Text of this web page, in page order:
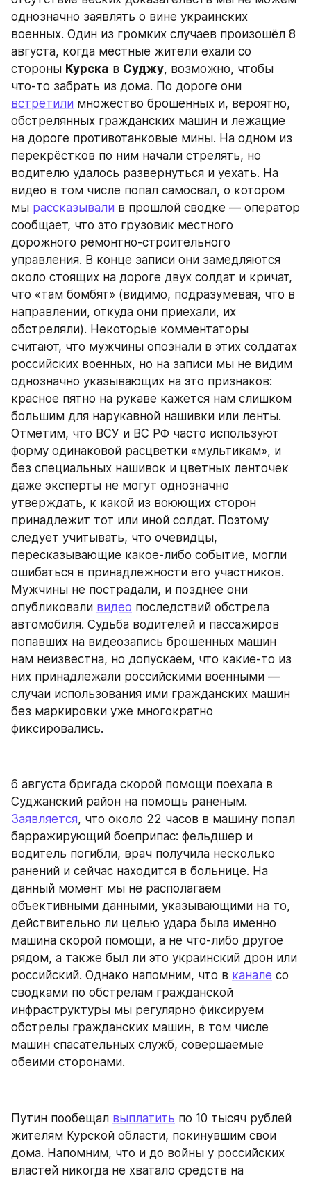
однозначно заявлять о вине украинских
военных. Один из громких случаев произошёл 8
августа, когда местные жители ехали со
стороны Курска в Суджу, возможно, чтобы
встретили множество брошенных и, вероятно,
обстрелянных гражданских машин и лежащие
на дороге противотанковые мины. На одном из
перекрёстков по ним начали стрелять, но
водителю удалось развернуться и уехать. На
видео в том числе попал самосвал, о котором
мы рассказывали в прошлой сводке — оператор
сообщает, что это грузовик местного
дорожного ремонтно-строительного
управления. В конце записи они замедляются
около стоящих на дороге двух солдат и кричат,
что «там бомбят» (видимо, подразумевая, что в
направлении, откуда они приехали, их
обстреляли). Некоторые комментаторы
считают, что мужчины опознали в этих солдатах
российских военных, но на записи мы не видим
однозначно указывающих на это признаков:
красное пятно на рукаве кажется нам слишком
большим для нарукавной нашивки или ленты.
Отметим, что ВСУ и ВС РФ часто используют
форму одинаковой расцветки «мультикам», и
без специальных нашивок и цветных ленточек
даже эксперты не могут однозначно
утверждать, к какой из воюющих сторон
принадлежит тот или иной солдат. Поэтому
следует учитывать, что очевидцы,
пересказывающие какое-либо событие, могли
ошибаться в принадлежности его участников.
Мужчины не пострадали, и позднее они
опубликовали видео последствий обстрела
автомобиля. Судьба водителей и пассажиров
попавших на видеозапись брошенных машин
нам неизвестна, но допускаем, что какие-то из
них принадлежали российскими военными —
случаи использования ими гражданских машин
без маркировки уже многократно
фиксировались.
6 августа бригада скорой помощи поехала в
Заявляется, что около 22 часов в машину попал
барражирующий боеприпас: фельдшер и
водитель погибли, врач получила несколько
ранений и сейчас находится в больнице. На
данный момент мы не располагаем
объективными данными, указывающими на то,
действительно ли целью удара была именно
машина скорой помощи, а не что-либо другое
рядом, а также был ли это украинский дрон или
российский. Однако напомним, что в канале со
сводками по обстрелам гражданской
инфраструктуры мы регулярно фиксируем
обстрелы гражданских машин, в том числе
машин спасательных служб, совершаемые
обеими сторонами.
Путин пообещал выплатить по 10 тысяч рублей
жителям Курской области, покинувшим свои
дома. Напомним, что и до войны у российских
властей никогда не хватало средств на